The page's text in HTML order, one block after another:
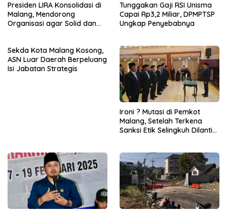
Presiden LIRA Konsolidasi di
Malang, Mendorong
Organisasi agar Solid dan
Tunggakan Gaji RSI Unisma
Capai Rp3,2 Miliar, DPMPTSP
Ungkap Penyebabnya
Sekda Kota Malang Kosong,
ASN Luar Daerah Berpeluang
Isi Jabatan Strategis
Ironi ? Mutasi di Pemkot
Malang, Setelah Terkena
Sanksi Etik Selingkuh Dilantik,